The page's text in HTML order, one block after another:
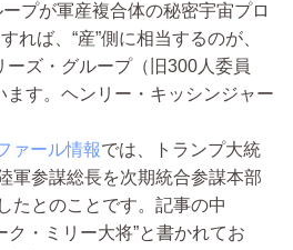
プが軍産複合体の秘密宇宙プロ
れば、“産”側に相当するのが、
ーズ・グループ（旧300人委員
す。ヘンリー・キッシンジャー
ァール情報では、トランプ大統
軍参謀総長を次期統合参謀本部
たとのことです。記事の中
ク・ミリー大将”と書かれてお